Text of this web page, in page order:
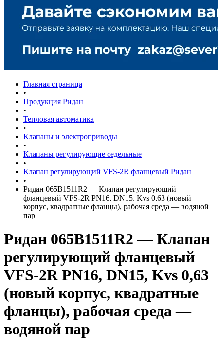
Главная страница
•
Продукция Ридан
•
Тепловая автоматика
•
Клапаны и электроприводы
•
Клапаны регулирующие седельные
•
Клапан регулирующий VFS-2R фланцевый Ридан
•
Ридан 065B1511R2 — Клапан регулирующий
фланцевый VFS-2R PN16, DN15, Kvs 0,63 (новый
корпус, квадратные фланцы), рабочая среда — водяной
пар
Ридан 065B1511R2 — Клапан
регулирующий фланцевый
VFS-2R PN16, DN15, Kvs 0,63
(новый корпус, квадратные
фланцы), рабочая среда —
водяной пар